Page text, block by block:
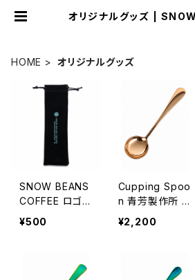
オリジナルグッズ |
HOME オリジナルグッズ
SNOW BEANS
COFFEE ロゴ入
りオリジナルス
¥500
Cupping Spoo
n 青芳製作所 C
USUAL PROD
UCT W42mm
クゴールド】☆カ
¥2,200